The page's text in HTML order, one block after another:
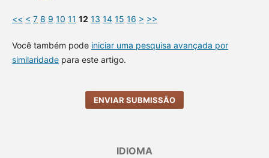
<< < 7 8 9 10 11 12 13 14 15 16 > >>
Você também pode iniciar uma pesquisa avançada por
similaridadepara este artigo.
ENVIAR SUBMISSÃO
IDIOMA